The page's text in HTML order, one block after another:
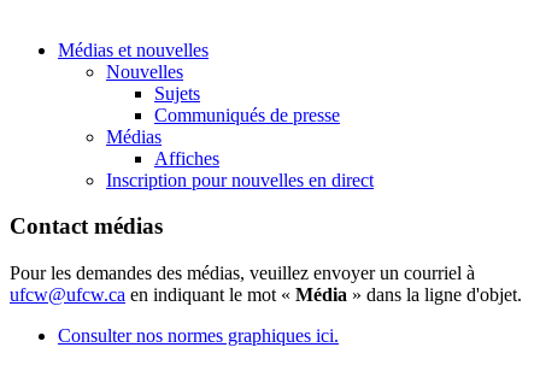
Médias et nouvelles
Nouvelles
Sujets
Communiqués de presse
Médias
Affiches
Inscription pour nouvelles en direct
Contact médias
Pour les demandes des médias, veuillez envoyer un courriel à
ufcw@ufcw.ca en indiquant le mot « Média » dans la ligne d'objet.
Consulter nos normes graphiques ici.